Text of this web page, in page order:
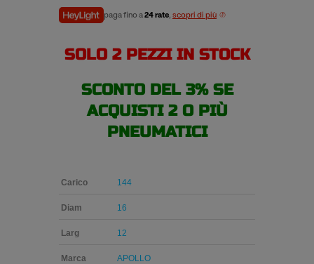
paga fino a24 rate, scopri di più
SOLO 2 PEZZI IN STOCK
SCONTO DEL 3% SE
ACQUISTI 2 O PIÙ
PNEUMATICI
Carico 144
Diam 16
Larg 12
Marca APOLLO